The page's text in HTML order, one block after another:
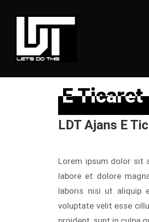
E
E
LDT Ajans E
Lorem ipsum dolor sit
labore et dolore
laboris nisi ut aliquip
voluptate velit esse